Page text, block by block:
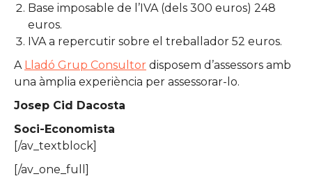
Base imposable de l’IVA (dels 300 euros) 248
euros.
IVA a repercutir sobre el treballador 52 euros.
A Lladó Grup Consultor disposem d’assessors amb
una àmplia experiència per assessorar-lo.
Josep Cid Dacosta
Soci-Economista
[/av_textblock]
[/av_one_full]